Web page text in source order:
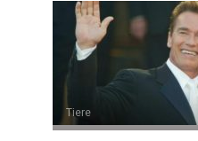
Tiere